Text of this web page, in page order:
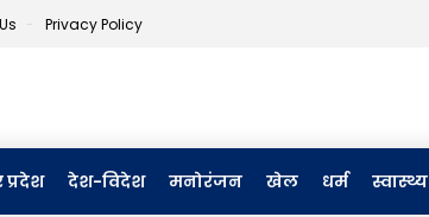
Privacy Policy
प्रदेश देश-विदेश मनोरंजन खेल धर्म स्वास्थ्य